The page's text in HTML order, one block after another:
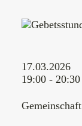
17.03.2026
19:00 - 20:30
Gemeinschaft